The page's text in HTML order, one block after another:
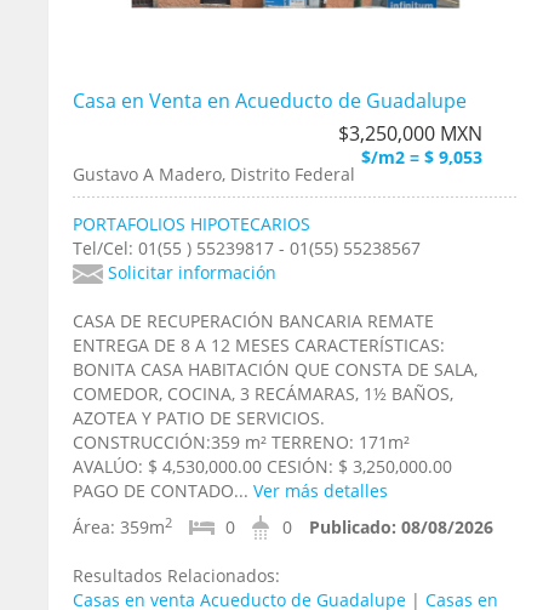
Casa en Venta en Acueducto de Guadalupe
$3,250,000 MXN
$/m2 = $ 9,053
Gustavo A Madero, Distrito Federal
PORTAFOLIOS HIPOTECARIOS
Tel/Cel: 01(55 ) 55239817 - 01(55) 55238567
Solicitar información
CASA DE RECUPERACIÓN BANCARIA REMATE
ENTREGA DE 8 A 12 MESES CARACTERÍSTICAS:
BONITA CASA HABITACIÓN QUE CONSTA DE SALA,
COMEDOR, COCINA, 3 RECÁMARAS, 1½ BAÑOS,
AZOTEA Y PATIO DE SERVICIOS.
CONSTRUCCIÓN:359 m² TERRENO: 171m²
AVALÚO: $ 4,530,000.00 CESIÓN: $ 3,250,000.00
PAGO DE CONTADO... Ver más detalles
Área: 359m2 0 0 Publicado: 08/08/2026
Resultados Relacionados:
Casas en venta Acueducto de Guadalupe | Casas en